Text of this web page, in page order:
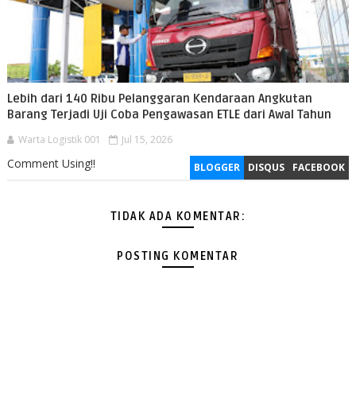
Lebih dari 140 Ribu Pelanggaran Kendaraan Angkutan
Barang Terjadi Uji Coba Pengawasan ETLE dari Awal Tahun
Warta Logistik 001 Jul 15, 2026
BLOGGER DISQUS FACEBOOK
Comment Using!!
TIDAK ADA KOMENTAR:
POSTING KOMENTAR